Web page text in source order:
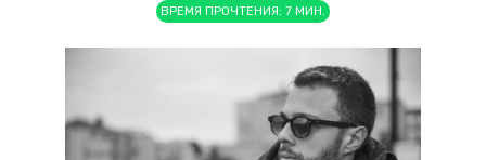
ВРЕМЯ ПРОЧТЕНИЯ: 7 МИН.